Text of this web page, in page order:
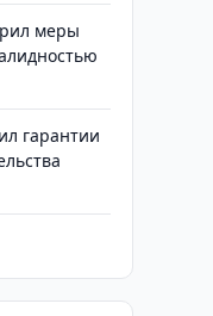
меры
гарантии